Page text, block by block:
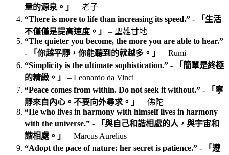
量的源泉。」
– 老子
“There is more to life than increasing its speed.” - 「生活
不僅僅是提高速度。」
– 聖雄甘地
“The quieter you become, the more you are able to hear.”
- 「你越平靜，你能聽到的就越多。」
– Rumi
“Simplicity is the ultimate sophistication.” - 「簡單是終極
的精緻。」
– Leonardo da Vinci
“Peace comes from within. Do not seek it without.” - 「寧
靜來自內心。不要向外尋求。」
– 佛陀
“He who lives in harmony with himself lives in harmony
with the universe.” - 「與自己和諧相處的人，與宇宙和
諧相處。」
– Marcus Aurelius
“Adopt the pace of nature: her secret is patience.” - 「遵